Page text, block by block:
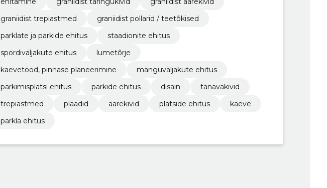
graniidist trepiastmed
graniidist pollarid / teetõkised
parklate ja parkide ehitus
staadionite ehitus
spordiväljakute ehitus
lumetõrje
kaevetööd, pinnase planeerimine
mänguväljakute ehitus
parkimisplatsi ehitus
parkide ehitus disain
tänavakivid
trepiastmed
plaadid äärekivid platside ehitus
kaeve
parkla ehitus